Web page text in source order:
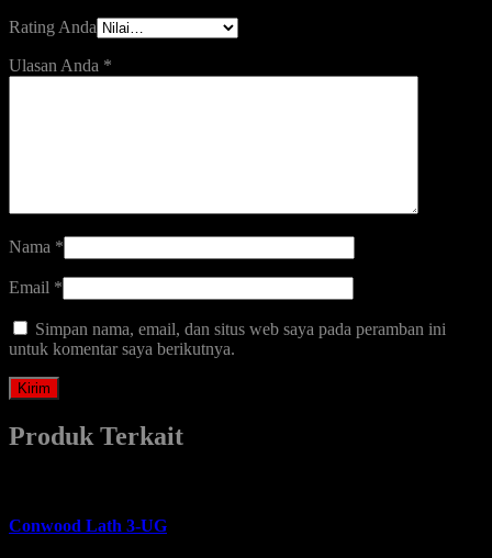
Rating Anda
Ulasan Anda *
Nama *
Email *
Simpan nama, email, dan situs web saya pada peramban ini
untuk komentar saya berikutnya.
Produk Terkait
Conwood Lath 3-UG